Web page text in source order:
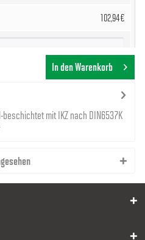
102,94 €
8000036326
In den Warenkorb
beschichtet mit IKZ nach DIN6537K